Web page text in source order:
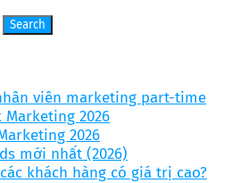
viên marketing part-time
Marketing 2026
2026
mới nhất (2026)
khách hàng có giá trị cao?